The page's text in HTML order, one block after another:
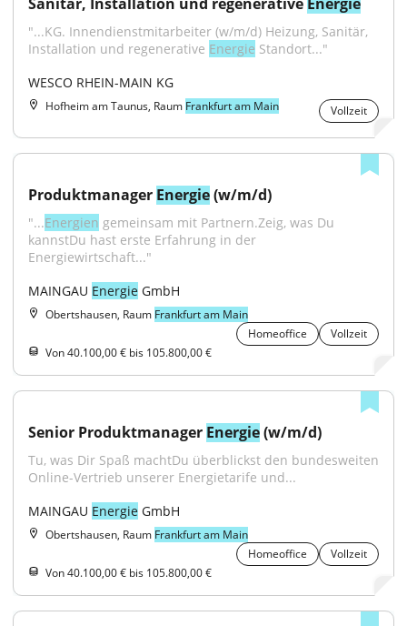
"...KG. Innendienstmitarbeiter (w/m/d) Heizung, Sanitär,
Installation und regenerative Energie Standort..."
WESCO RHEIN-MAIN KG
Hofheim am Taunus, Raum Frankfurt am Main Vollzeit
Produktmanager Energie (w/m/d)
"...Energien gemeinsam mit Partnern.Zeig, was Du
kannstDu hast erste Erfahrung in der
Energiewirtschaft..."
MAINGAU Energie GmbH
Obertshausen, Raum Frankfurt am Main
Homeoffice
Vollzeit
Von 40.100,00 € bis 105.800,00 €
Senior Produktmanager Energie (w/m/d)
Tu, was Dir Spaß machtDu überblickst den bundesweiten
Online-Vertrieb unserer Energietarife und...
MAINGAU Energie GmbH
Obertshausen, Raum Frankfurt am Main
Homeoffice
Vollzeit
Von 40.100,00 € bis 105.800,00 €